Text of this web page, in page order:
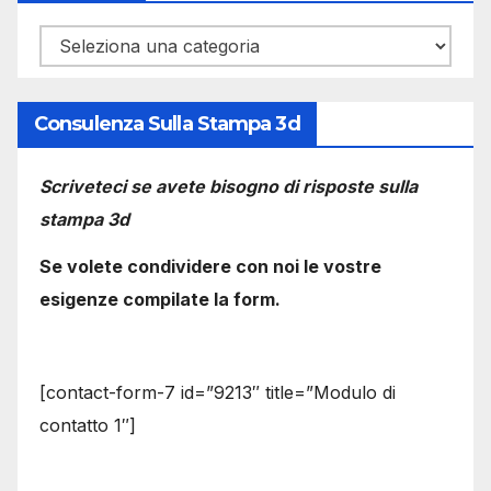
Categorie
Consulenza Sulla Stampa 3d
Scriveteci se avete bisogno di risposte sulla
stampa 3d
Se volete condividere con noi le vostre
esigenze compilate la form.
[contact-form-7 id=”9213″ title=”Modulo di
contatto 1″]